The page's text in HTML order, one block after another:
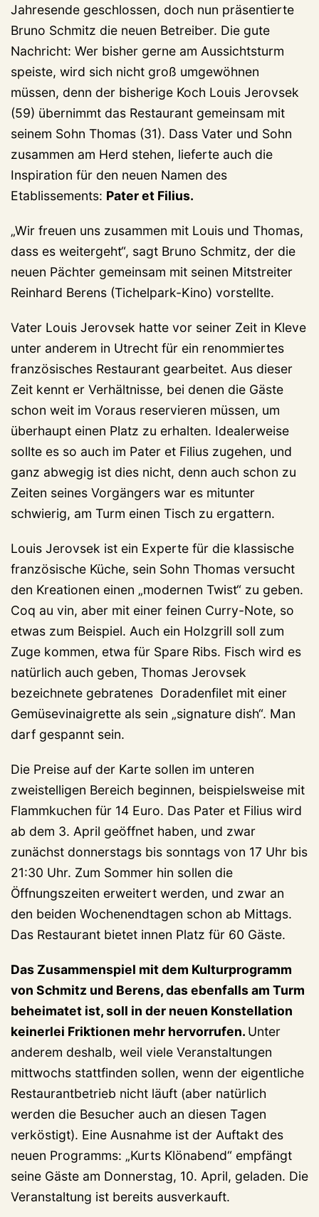
Jahresende geschlossen, doch nun präsentierte
Bruno Schmitz die neuen Betreiber. Die gute
Nachricht: Wer bisher gerne am Aussichtsturm
speiste, wird sich nicht groß umgewöhnen
müssen, denn der bisherige Koch Louis Jerovsek
(59) übernimmt das Restaurant gemeinsam mit
seinem Sohn Thomas (31). Dass Vater und Sohn
zusammen am Herd stehen, lieferte auch die
Inspiration für den neuen Namen des
Etablissements: Pater et Filius.
„Wir freuen uns zusammen mit Louis und Thomas,
dass es weitergeht“, sagt Bruno Schmitz, der die
neuen Pächter gemeinsam mit seinen Mitstreiter
Reinhard Berens (Tichelpark-Kino) vorstellte.
Vater Louis Jerovsek hatte vor seiner Zeit in Kleve
unter anderem in Utrecht für ein renommiertes
französisches Restaurant gearbeitet. Aus dieser
Zeit kennt er Verhältnisse, bei denen die Gäste
schon weit im Voraus reservieren müssen, um
überhaupt einen Platz zu erhalten. Idealerweise
sollte es so auch im Pater et Filius zugehen, und
ganz abwegig ist dies nicht, denn auch schon zu
Zeiten seines Vorgängers war es mitunter
schwierig, am Turm einen Tisch zu ergattern.
Louis Jerovsek ist ein Experte für die klassische
französische Küche, sein Sohn Thomas versucht
den Kreationen einen „modernen Twist“ zu geben.
Coq au vin, aber mit einer feinen Curry-Note, so
etwas zum Beispiel. Auch ein Holzgrill soll zum
Zuge kommen, etwa für Spare Ribs. Fisch wird es
natürlich auch geben, Thomas Jerovsek
bezeichnete gebratenes Doradenfilet mit einer
Gemüsevinaigrette als sein „signature dish“. Man
darf gespannt sein.
Die Preise auf der Karte sollen im unteren
zweistelligen Bereich beginnen, beispielsweise mit
Flammkuchen für 14 Euro. Das Pater et Filius wird
ab dem 3. April geöffnet haben, und zwar
zunächst donnerstags bis sonntags von 17 Uhr bis
21:30 Uhr. Zum Sommer hin sollen die
Öffnungszeiten erweitert werden, und zwar an
den beiden Wochenendtagen schon ab Mittags.
Das Restaurant bietet innen Platz für 60 Gäste.
Das Zusammenspiel mit dem Kulturprogramm
von Schmitz und Berens, das ebenfalls am Turm
beheimatet ist, soll in der neuen Konstellation
keinerlei Friktionen mehr hervorrufen. Unter
anderem deshalb, weil viele Veranstaltungen
mittwochs stattfinden sollen, wenn der eigentliche
Restaurantbetrieb nicht läuft (aber natürlich
werden die Besucher auch an diesen Tagen
verköstigt). Eine Ausnahme ist der Auftakt des
neuen Programms: „Kurts Klönabend“ empfängt
seine Gäste am Donnerstag, 10. April, geladen. Die
Veranstaltung ist bereits ausverkauft.